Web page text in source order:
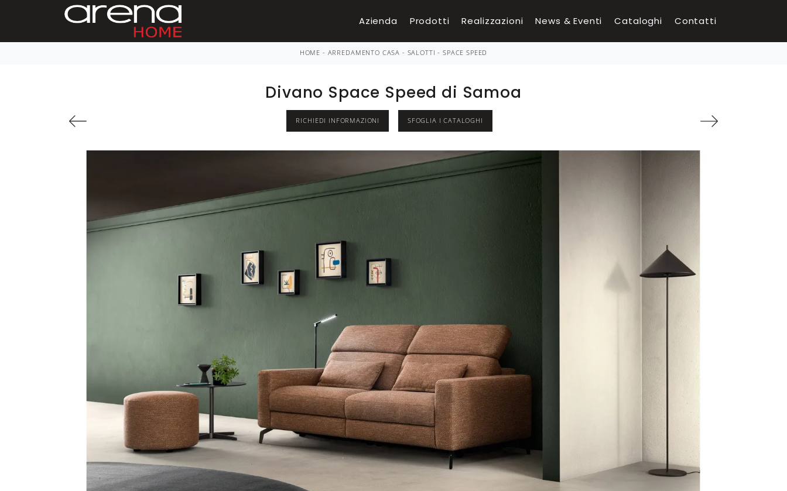
Azienda Prodotti Realizzazioni News & Eventi Cataloghi Contatti
HOME - ARREDAMENTO CASA - SALOTTI -SPACE SPEED
Divano Space Speed di Samoa
RICHIEDI INFORMAZIONI SFOGLIA I CATALOGHI